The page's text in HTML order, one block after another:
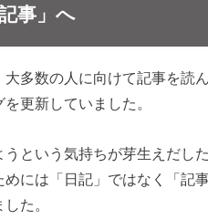
事」へ
多数の人に向けて記事を読
更新していました。
という気持ちが芽生えだし
には「日記」ではなく「記
た。